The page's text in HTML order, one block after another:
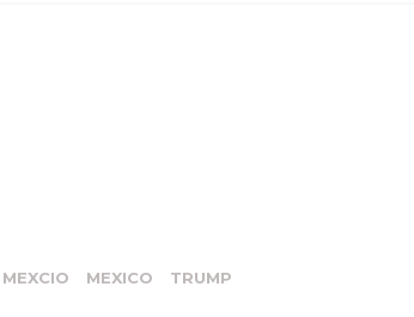
MEXCIO MEXICO TRUMP